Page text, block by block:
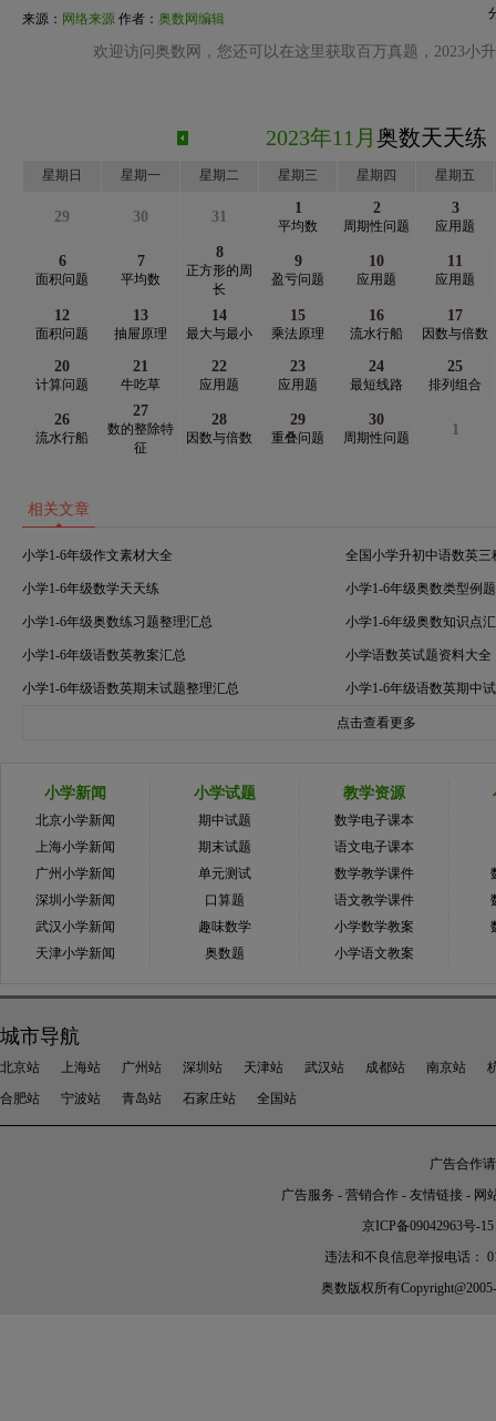
来源： 网络来源 作者： 奥数网编辑
欢迎访问奥数网，您还可以在这里获取百万真题，2023小
2023年11月 奥数天天练
星期日 星期一 星期二 星期三 星期四 星期五
29 30 31
1
平均数
2
周期性问题
3
应用题
6
面积问题
7
平均数
8
正方形的周
长
9
盈亏问题
10
应用题
11
应用题
12
面积问题
13
抽屉原理
14
最大与最小
15
乘法原理
16
流水行船
17
因数与倍数
20
计算问题
21
牛吃草
22
应用题
23
应用题
24
最短线路
25
排列组合
26
流水行船
27
数的整除特
征
28
因数与倍数
29
重叠问题
30
周期性问题 1
相关文章
小学1-6年级作文素材大全 全国小学升初中语数英三
小学1-6年级数学天天练 小学1-6年级奥数类型例
小学1-6年级奥数练习题整理汇总 小学1-6年级奥数知识点
小学1-6年级语数英教案汇总 小学语数英试题资料大全
小学1-6年级语数英期末试题整理汇总 小学1-6年级语数英期中
点击查看更多
小学新闻
北京小学新闻
上海小学新闻
广州小学新闻
深圳小学新闻
武汉小学新闻
天津小学新闻
小学试题
期中试题
期末试题
单元测试
口算题
趣味数学
奥数题
教学资源
数学电子课本
语文电子课本
数学教学课件
语文教学课件
小学数学教案
小学语文教案
城市导航
北京站 上海站 广州站 深圳站 天津站 武汉站 成都站 南京站
合肥站
宁波站 青岛站 石家庄站 全国站
广告合作
广告服务 - 营销合作 - 友情链接 - 网
京ICP备09042963号-15
违法和不良信息举报电话：
奥数 版权所有